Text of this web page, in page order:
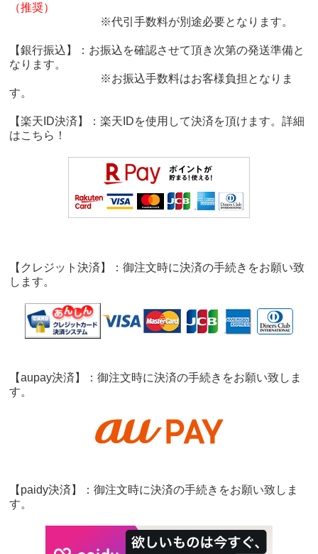
（推奨）
※代引手数料が別途必要となります。
【銀行振込】：お振込を確認させて頂き次第の発送準備と
なります。
※お振込手数料はお客様負担となりま
す。
【楽天ID決済】：楽天IDを使用して決済を頂けます。詳細
はこちら！
【クレジット決済】：御注文時に決済の手続きをお願い致
します。
【aupay決済】：御注文時に決済の手続きをお願い致しま
す。
【paidy決済】：御注文時に決済の手続きをお願い致しま
す。